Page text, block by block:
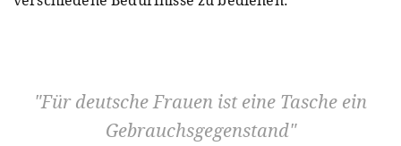
Für deutsche Frauen ist eine Tasche ein
Gebrauchsgegenstand